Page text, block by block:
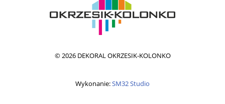
© 2026 DEKORAL OKRZESIK-KOLONKO
Wykonanie:SM32 Studio